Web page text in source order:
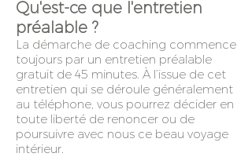
Qu'est-ce que l'entretien
préalable ?
La démarche de coaching commence
toujours par un entretien préalable
gratuit de 45 minutes. À l’issue de cet
entretien qui se déroule généralement
au téléphone, vous pourrez décider en
toute liberté de renoncer ou de
poursuivre avec nous ce beau voyage
intérieur.